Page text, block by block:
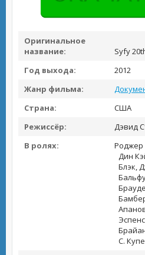
Оригинальное
название:
Syfy
Год выхода:
2012
Жанр фильма:
Страна:
США
Режиссёр:
Дэвид
В ролях:
Дин
Блэк,
С.